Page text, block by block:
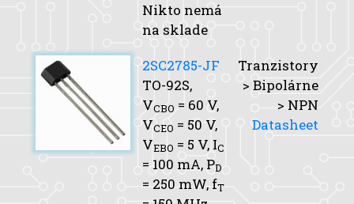
Nikto nemá
na sklade
2SC2785-JF
TO-92S,
VCBO = 60 V,
VCEO = 50 V,
VEBO = 5 V, IC
= 100 mA, PD
= 250 mW, fT
Tranzistory
> Bipolárne
> NPN
Datasheet